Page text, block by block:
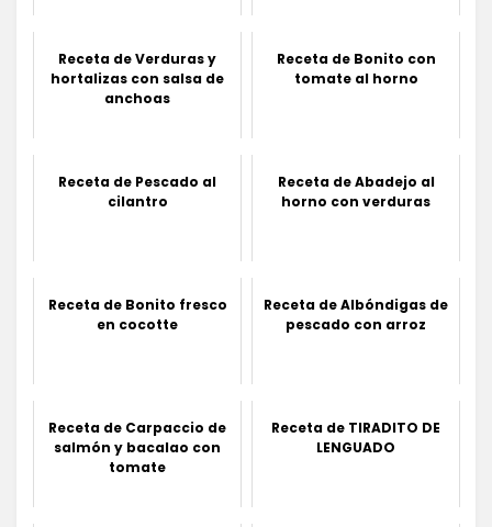
Receta de Verduras y
hortalizas con salsa de
anchoas
Receta de Bonito con
tomate al horno
Receta de Pescado al
cilantro
Receta de Abadejo al
horno con verduras
Receta de Bonito fresco
en cocotte
Receta de Albóndigas de
pescado con arroz
Receta de Carpaccio de
salmón y bacalao con
tomate
Receta de TIRADITO DE
LENGUADO